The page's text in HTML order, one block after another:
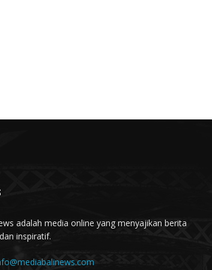
adalah media online yang menyajikan berita
inspiratif.